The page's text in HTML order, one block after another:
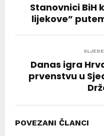
Stanovnici BiH
lijekove”
Danas igra
prvenstvu u
POVEZANI ČLANCI